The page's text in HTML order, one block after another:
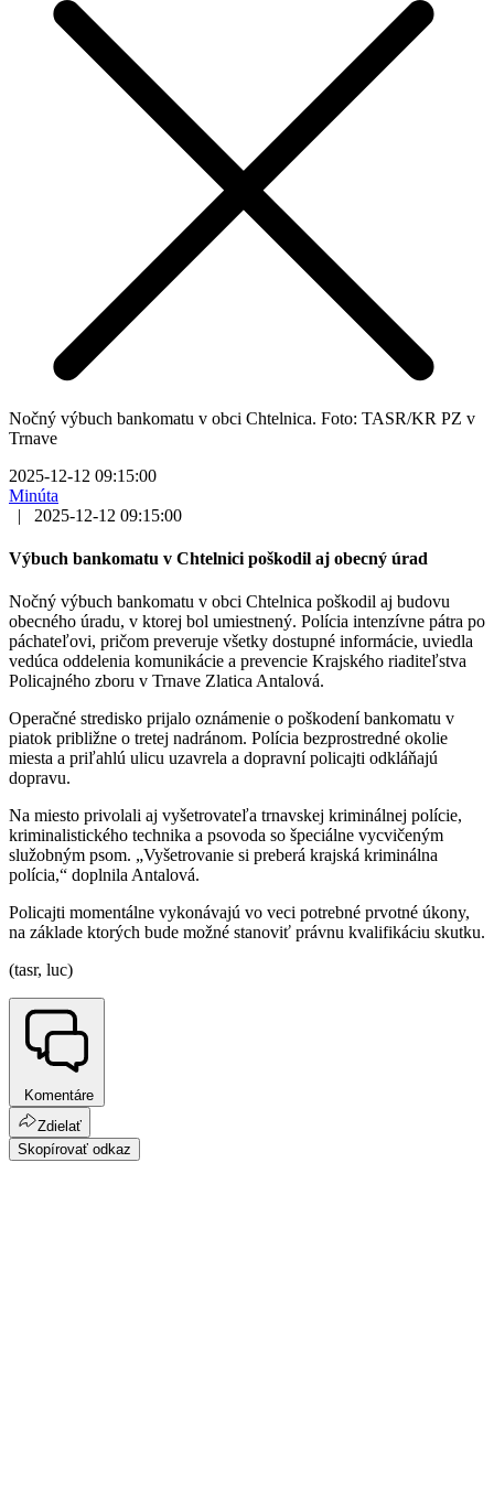
Nočný výbuch bankomatu v obci Chtelnica. Foto: TASR/KR PZ v
Trnave
2025-12-12 09:15:00
Minúta
|
2025-12-12 09:15:00
Výbuch bankomatu v Chtelnici poškodil aj obecný úrad
Nočný výbuch bankomatu v obci Chtelnica poškodil aj budovu
obecného úradu, v ktorej bol umiestnený. Polícia intenzívne pátra po
páchateľovi, pričom preveruje všetky dostupné informácie, uviedla
vedúca oddelenia komunikácie a prevencie Krajského riaditeľstva
Policajného zboru v Trnave Zlatica Antalová.
Operačné stredisko prijalo oznámenie o poškodení bankomatu v
piatok približne o tretej nadránom. Polícia bezprostredné okolie
miesta a priľahlú ulicu uzavrela a dopravní policajti odkláňajú
dopravu.
Na miesto privolali aj vyšetrovateľa trnavskej kriminálnej polície,
kriminalistického technika a psovoda so špeciálne vycvičeným
služobným psom. „Vyšetrovanie si preberá krajská kriminálna
polícia,“ doplnila Antalová.
Policajti momentálne vykonávajú vo veci potrebné prvotné úkony,
na základe ktorých bude možné stanoviť právnu kvalifikáciu skutku.
(tasr, luc)
Komentáre
Zdielať
Skopírovať odkaz